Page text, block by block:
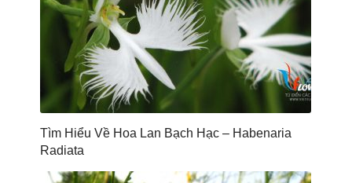
Tìm Hiểu Về Hoa Lan Bạch Hạc – Habenaria
Radiata